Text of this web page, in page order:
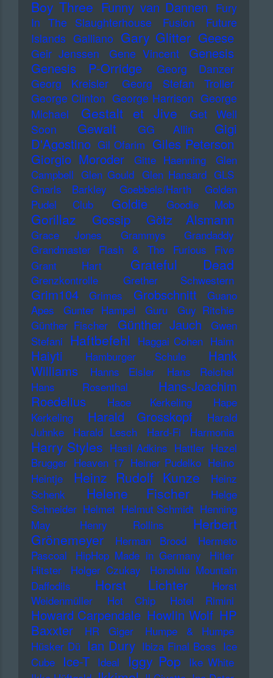
Boy Three Funny van Dannen Fury
In The Slaughterhouse
Fusion
Future
Islands Galliano Gary Glitter Geese
Geir Jenssen Gene Vincent
Genesis
Genesis P-Orridge
Georg Danzer
Georg Kreisler
Georg Stefan Troller
George Clinton George Harrison George
Michael
Gestalt et Jive
Get Well
Soon
Gewalt GG Allin
Gigi
D'Agostino Gil Ofarim Giles Peterson
Giorgio Moroder
Gitte Haenning
Glen
Campbell Glen Gould Glen Hansard GLS
Gnarls Barkley
Goebbels/Harth
Golden
Pudel Club
Goldie Goodie Mob
Gorillaz Gossip Götz Alsmann
Grace Jones Grammys
Grandaddy
Grandmaster Flash & The Furious Five
Grant Hart
Grateful Dead
Grenzkontrolle Grether Schwestern
Grim104 Grimes Grobschnitt
Guano
Apes
Gunter Hampel Guru
Guy Ritchie
Günther Fischer
Günther Jauch
Gwen
Stefani Haftbefehl Haggai Cohen Haim
Haiyti Hamburger Schule
Hank
Williams
Hanns Eisler
Hans Reichel
Hans Rosenthal
Hans-Joachim
Roedelius
Haoe Kerkeling
Hape
Kerkeling
Harald Grosskopf
Harald
Juhnke
Harald Lesch Hard-Fi Harmonia
Harry Styles Hasil Adkins Hattler Hazel
Brugger Heaven 17 Heiner Pudelko Heino
Heintje
Heinz Rudolf Kunze
Heinz
Schenk
Helene Fischer
Helge
Schneider Helmet Helmut Schmidt Henning
May
Henry Rollins
Herbert
Grönemeyer
Herman Brood
Hermeto
Pascoal
HipHop Made in Germany
Hitler
Hitster
Holger Czukay
Honolulu Mountain
Daffodils
Horst Lichter
Horst
Weidenmüller
Hot Chip Hotel Rimini
Howard Carpendale Howlin Wolf HP
Baxxter
HR Giger
Humpe & Humpe
Hüsker Dü Ian Dury Ibiza Final Boss Ice
Cube
Ice-T Ideal Iggy Pop Ike White